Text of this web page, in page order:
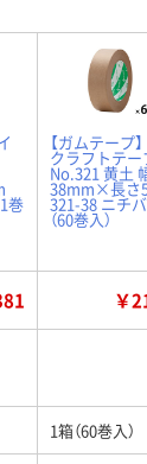
巻
【ガムテープ
クラフトテー
No.321 黄土
38mm×長さ
321-38 ニチ
（60巻入）
￥
1箱（60巻入）